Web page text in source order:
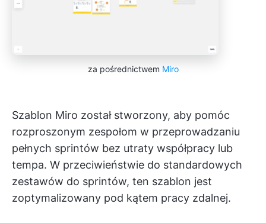
za pośrednictwem Miro
Szablon Miro został stworzony, aby pomóc
rozproszonym zespołom w przeprowadzaniu
pełnych sprintów bez utraty współpracy lub
tempa. W przeciwieństwie do standardowych
zestawów do sprintów, ten szablon jest
zoptymalizowany pod kątem pracy zdalnej.